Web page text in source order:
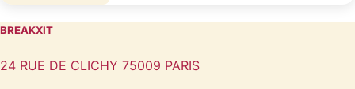
BREAKXIT
24 RUE DE CLICHY 75009 PARIS